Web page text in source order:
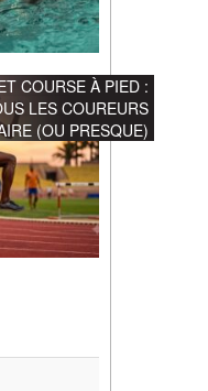
COURSE À PIED :
LES COUREURS
(OU PRESQUE)